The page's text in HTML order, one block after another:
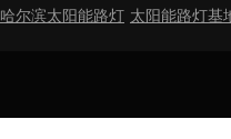
哈尔滨太阳能路灯 太阳能路灯基